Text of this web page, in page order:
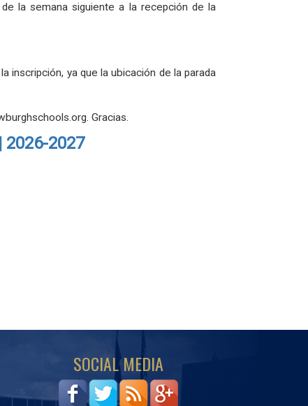
la semana siguiente a la recepción de la
inscripción, ya que la ubicación de la parada
Gracias.
2027
SOCIAL MEDIA